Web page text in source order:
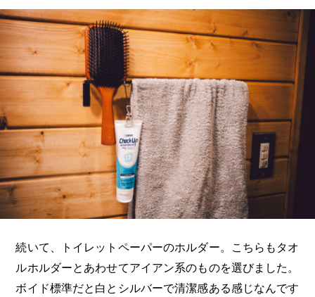
続いて、トイレットペーパーのホルダー。こちらもタオ
ルホルダーとあわせてアイアン系のものを選びました。
ボイド標準だと白とシルバーで清潔感ある感じなんです